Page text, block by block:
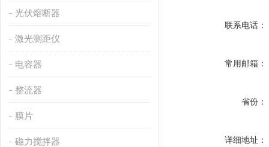
光伏熔断器
激光测距仪
电容器
整流器
膜片
磁力搅拌器
联系电话：
常用邮箱：
省份：
详细地址：